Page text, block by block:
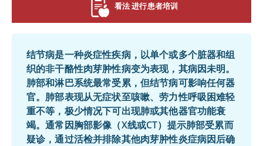
看法 进行患者培训
结节病是一种炎症性疾病，以单个或多个脏器和组
织的非干酪性肉芽肿性病变为表现，其病因未明。
肺部和淋巴系统最常受累，但结节病可影响任何器
官。肺部表现从无症状至咳嗽、劳力性呼吸困难轻
重不等，极少情况下可出现肺或其他器官功能衰
竭。通常因胸部影像（X线或CT）提示肺部受累而
疑诊，通过活检并排除其他肉芽肿性炎症病因后确